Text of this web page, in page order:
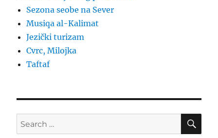
Sezona seobe na Sever
Musiqa al-Kalimat
Jezički turizam
Cvrc, Milojka
Taftaf
Search
for: